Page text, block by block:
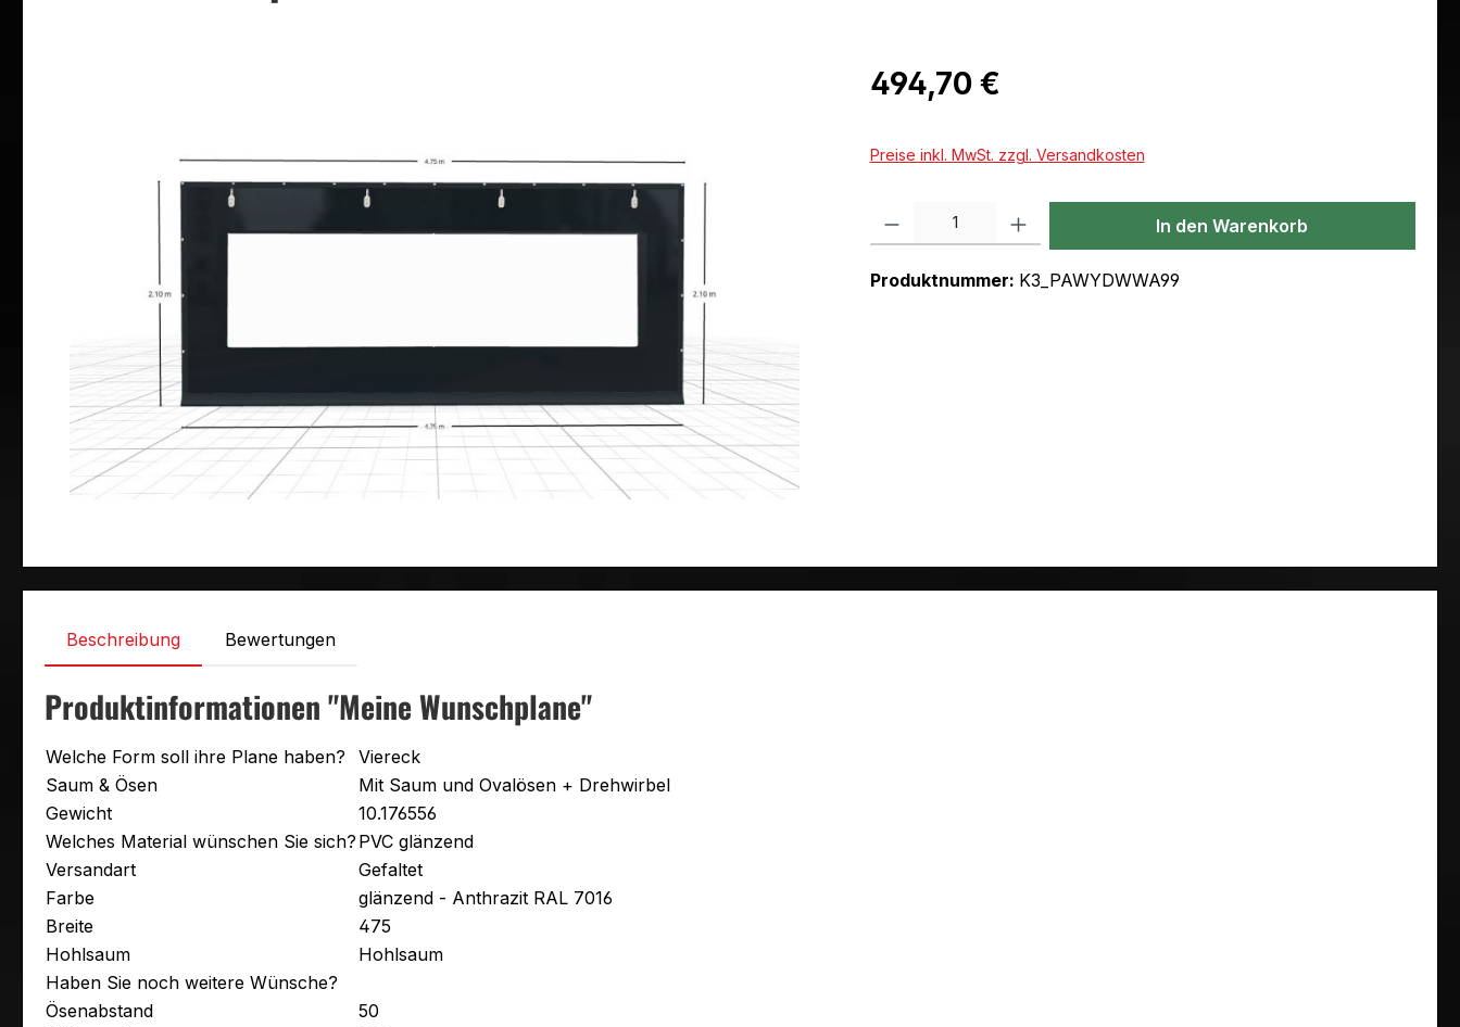
Regulärer Preis:
494,70 €
Preise inkl. MwSt. zzgl. Versandkosten
Produkt Anzahl: Gib den gewünschten Wert ein oder benutze die Schaltflächen
In den Warenkorb
Produktnummer: K3_PAWYDWWA99
Beschreibung Bewertungen
Produktinformationen "Meine Wunschplane"
Welche Form soll ihre Plane haben?
Viereck
Saum & Ösen
Mit Saum und Ovalösen + Drehwirbel
Gewicht
10.176556
Welches Material wünschen Sie sich? PVC glänzend
Versandart
Gefaltet
Farbe
glänzend - Anthrazit RAL 7016
Breite
475
Hohlsaum
Hohlsaum
Haben Sie noch weitere Wünsche?
Ösenabstand
50